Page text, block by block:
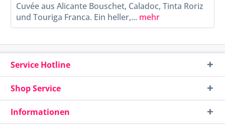
Cuvée aus Alicante Bouschet, Caladoc, Tinta Roriz
und Touriga Franca. Ein heller,... mehr
Service Hotline
Shop Service
Informationen